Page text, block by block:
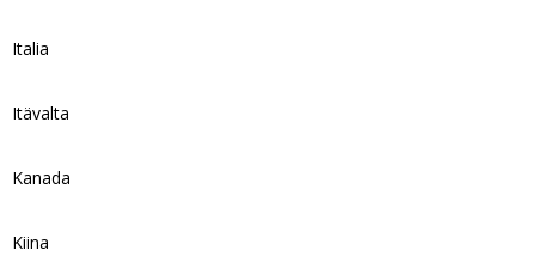
Italia
Itävalta
Kanada
Kiina